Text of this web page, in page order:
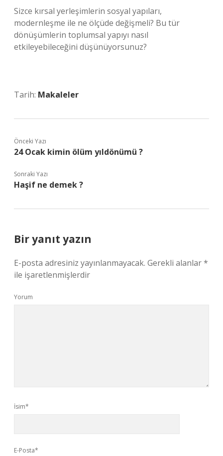
Sizce kırsal yerleşimlerin sosyal yapıları,
modernleşme ile ne ölçüde değişmeli? Bu tür
dönüşümlerin toplumsal yapıyı nasıl
etkileyebileceğini düşünüyorsunuz?
Tarih: Makaleler
Önceki Yazı
24 Ocak kimin ölüm yıldönümü ?
Sonraki Yazı
Haşif ne demek ?
Bir yanıt yazın
E-posta adresiniz yayınlanmayacak. Gerekli alanlar*
ile işaretlenmişlerdir
Yorum
İsim*
E-Posta*